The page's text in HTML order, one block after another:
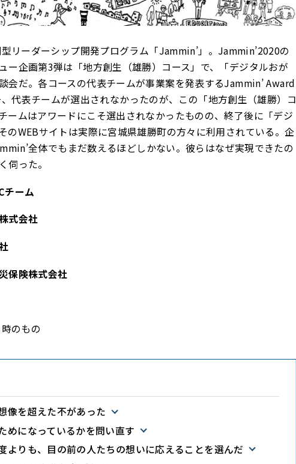
リーダーシップ開発プログラム「Jammin’」。Jammin’2020の
ー企画第3弾は「地方創生（雄勝）コース」で、「デジタルおが
会だ。各コースの代表チームが事業案を発表するJammin’ Award
代表チームが選出されなかったのが、この「地方創生（雄勝）コ
ームはアワードにこそ選出されなかったものの、終了後に「デジ
のWEBサイトは実際に宮城県雄勝町の方々に利用されている。企
全体でもまだ数えるほどしかない。彼らはなぜ実現できたの
伺った。
チーム
式会社
保険株式会社
のもの
像を超えた不があった
めになっているかを問い直す
よりも、目の前の人たちの想いに応えることを選んだ